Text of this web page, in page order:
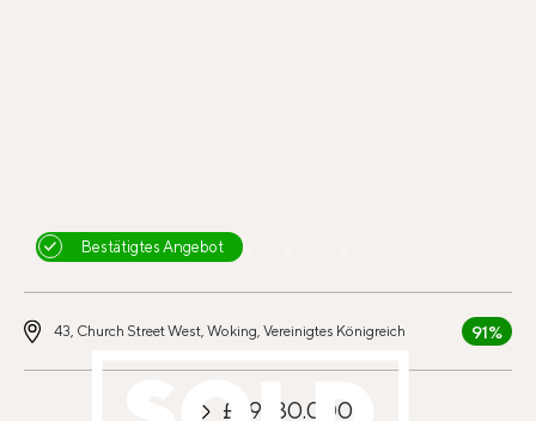
Bestätigtes Angebot
43, Church Street West, Woking, Vereinigtes Königreich 91%
£29.130.000